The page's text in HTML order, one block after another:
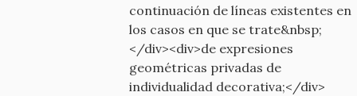
continuación de líneas existentes en
los casos en que se trate&nbsp;
</div><div>de expresiones
geométricas privadas de
individualidad decorativa;</div>